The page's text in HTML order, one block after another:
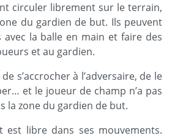
circuler librement sur le terrain,
du gardien de but. Ils peuvent
la balle en main et faire des
et au gardien.
s’accrocher à l’adversaire, de le
et le joueur de champ n’a pas
la zone du gardien de but.
est libre dans ses mouvements.